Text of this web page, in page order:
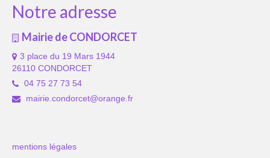
Notre adresse
Mairie de CONDORCET
3 place du 19 Mars 1944
26110 CONDORCET
04 75 27 73 54
mairie.condorcet@orange.fr
mentions légales